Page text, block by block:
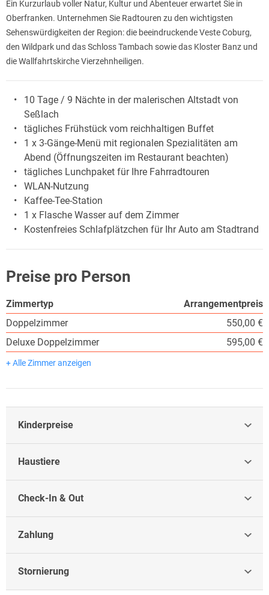
Ein Kurzurlaub voller Natur, Kultur und Abenteuer erwartet Sie in
Oberfranken. Unternehmen Sie Radtouren zu den wichtigsten
Sehenswürdigkeiten der Region: die beeindruckende Veste Coburg,
den Wildpark und das Schloss Tambach sowie das Kloster Banz und
die Wallfahrtskirche Vierzehnheiligen.
10 Tage / 9 Nächte in der malerischen Altstadt von
Seßlach
tägliches Frühstück vom reichhaltigen Buffet
1 x 3-Gänge-Menü mit regionalen Spezialitäten am
Abend (Öffnungszeiten im Restaurant beachten)
tägliches Lunchpaket für Ihre Fahrradtouren
WLAN-Nutzung
Kaffee-Tee-Station
1 x Flasche Wasser auf dem Zimmer
Kostenfreies Schlafplätzchen für Ihr Auto am Stadtrand
Preise pro Person
Zimmertyp
Arrangementpreis
Doppelzimmer
550,00 €
Deluxe Doppelzimmer
595,00 €
+ Alle Zimmer anzeigen
Kinderpreise
Haustiere
Check-In & Out
Zahlung
Stornierung